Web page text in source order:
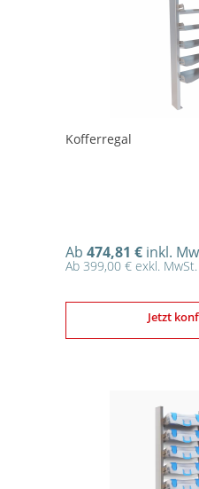
Kofferregal
Ab 474,81 € inkl.
Ab 399,00 € exkl. MwSt.
Jetzt